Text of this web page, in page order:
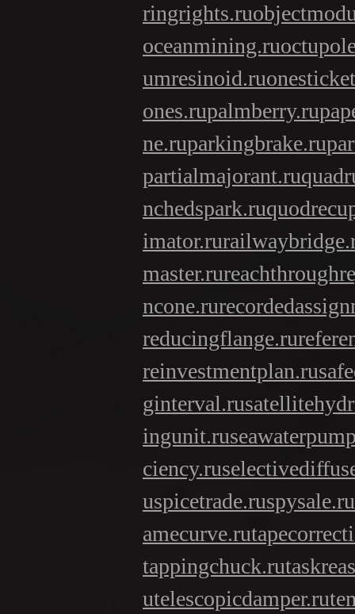
ringrights.ru
oceanmining.ru
umresinoid.ru
ones.rupalmberry.ru
ne.ruparkingbrake.ru
partialmajorant.ru
nchedspark.ru
imator.ru
master.ru
ncone.ru
reducingflange.ru
reinvestmentplan.ru
ginterval.ru
ingunit.ru
ciency.ru
uspicetrade.ruspysale.ru
amecurve.ru
tappingchuck.ru
utelescopicdamper.ru